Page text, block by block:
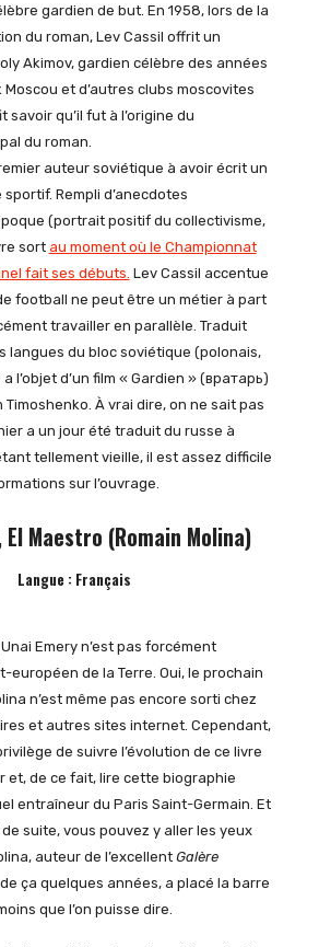
gardien de but. En 1958, lors de la
du roman, Lev Cassil offrit un
Akimov, gardien célèbre des années
et d’autres clubs moscovites
savoir qu’il fut à l’origine du
du roman.
auteur soviétique à avoir écrit un
Rempli d’anecdotes
(portrait positif du collectivisme,
sort au moment où le Championnat
fait ses débuts. Lev Cassil accentue
football ne peut être un métier à part
travailler en parallèle. Traduit
langues du bloc soviétique (polonais,
l’objet d’un film « Gardien » (вратарь)
Timoshenko. À vrai dire, on ne sait pas
a un jour été traduit du russe à
tellement vieille, il est assez difficile
sur l’ouvrage.
El Maestro (Romain Molina)
Langue : Français
Emery n’est pas forcément
européen de la Terre. Oui, le prochain
n’est même pas encore sorti chez
et autres sites internet. Cependant,
de suivre l’évolution de ce livre
et, de ce fait, lire cette biographie
entraîneur du Paris Saint-Germain. Et
suite, vous pouvez y aller les yeux
auteur de l’excellent Galère
ça quelques années, a placé la barre
que l’on puisse dire.